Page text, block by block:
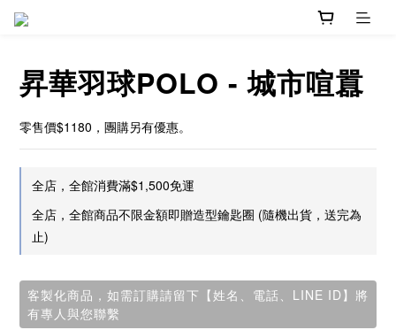
昇華羽球POLO - 城市喧囂
零售價$1180，團購另有優惠。
全店，全館消費滿$1,500免運
全店，全館商品不限金額即贈造型鑰匙圈 (隨機出貨，送完為
止)
客製化商品，如需訂購請留下【姓名、電話、LINE ID】將
有專人與您聯繫